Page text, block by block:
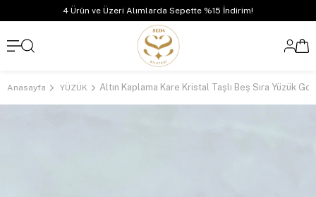
4 Ürün ve Üzeri Alımlarda Sepette %15 İndirim!
Anasayfa YÜZÜK Altın Kaplama Kare Kristal Taşlı Beş Sıra Yüzük